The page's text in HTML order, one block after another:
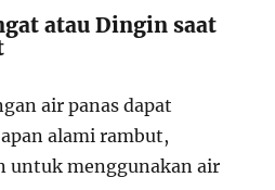
atau Dingin saat
air panas dapat
alami rambut,
untuk menggunakan air